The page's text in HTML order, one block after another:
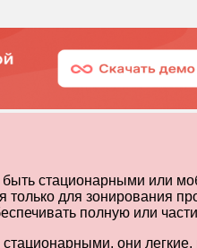
стационарными или
для зонирования
полную или
они